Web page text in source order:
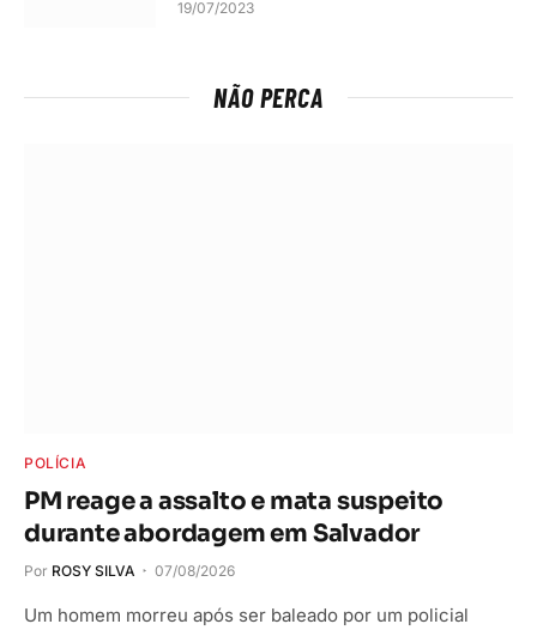
19/07/2023
NÃO PERCA
POLÍCIA
PM reage a assalto e mata suspeito
durante abordagem em Salvador
Por ROSY SILVA 07/08/2026
Um homem morreu após ser baleado por um policial